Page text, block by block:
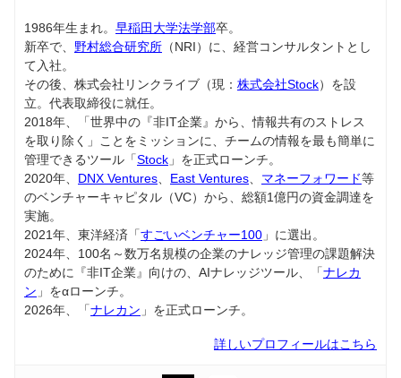
1986年生まれ。 早稲田大学法学部卒。
新卒で、 野村総合研究所 （NRI）に、経営コンサルタントとし
て入社。
その後、株式会社リンクライブ（現： 株式会社Stock）を設
立。代表取締役に就任。
2018年、「世界中の『非IT企業』から、情報共有のストレス
を取り除く」ことをミッションに、チームの情報を最も簡単に
管理できるツール「Stock 」を正式ローンチ。
2020年、 DNX Ventures、 East Ventures、 マネーフォワード等
のベンチャーキャピタル（VC）から、総額1億円の資金調達を
実施。
2021年、東洋経済「すごいベンチャー100 」に選出。
2024年、100名～数万名規模の企業のナレッジ管理の課題解決
のために『非IT企業』向けの、AIナレッジツール、「ナレカ
ン 」をαローンチ。
2026年、「ナレカン 」を正式ローンチ。
詳しいプロフィールはこちら